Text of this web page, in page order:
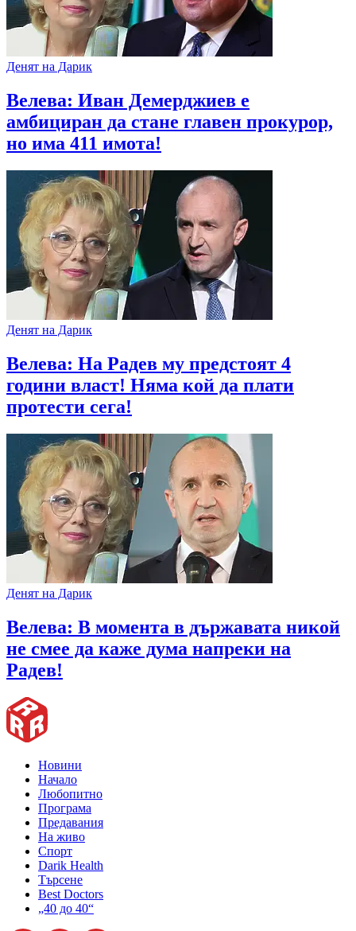
Денят на Дарик
Велева: Иван Демерджиев е
амбициран да стане главен прокурор,
но има 411 имота!
Денят на Дарик
Велева: На Радев му предстоят 4
години власт! Няма кой да плати
протести сега!
Денят на Дарик
Велева: В момента в държавата никой
не смее да каже дума напреки на
Радев!
Новини
Начало
Любопитно
Програма
Предавания
На живо
Спорт
Darik Health
Търсене
Best Doctors
„40 до 40“